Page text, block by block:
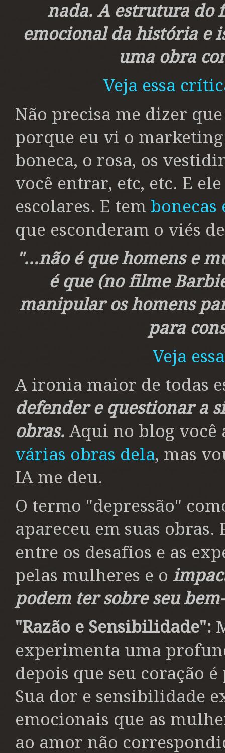
nada. A estrutura do
emocional da história e
uma obra
Veja essa
Não precisa me dizer
porque eu vi o
boneca, o rosa, os
você entrar, etc, etc. E
escolares. E tem bonecas
que esconderam o viés
"...não é que homens e
é que (no filme
manipular os homens
para
Veja
A ironia maior de todas
defender e questionar a
obras. Aqui no blog você
várias obras dela, mas
IA me deu.
O termo "depressão"
apareceu em suas obras.
entre os desafios e as
pelas mulheres e o
podem ter sobre seu
"Razão e Sensibilidade":
experimenta uma
depois que seu coração
Sua dor e sensibilidade
emocionais que as
ao amor não